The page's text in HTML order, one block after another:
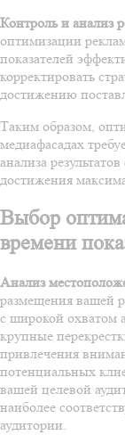
Контроль и анализ
оптимизации
показателей
корректировать
достижению
Таким образом,
медиафасадах
анализа
достижения
Выбор
времени
Анализ
размещения вашей
с широкой охватом
крупные
привлечения
потенциальных
вашей целевой
наиболее
аудитории.